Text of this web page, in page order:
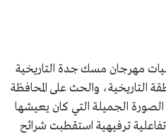
مهرجان مسك جدة التاريخية
بهدف إبراز أهمية المنطقة التاريخية، والحث على المحافظة
الصورة الجميلة التي كان يعيشها
تفاعلية ترفيهية استقطبت شرائح